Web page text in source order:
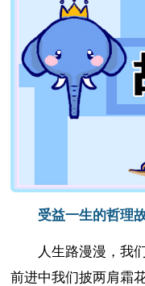
受益一生的哲理
人生路漫漫，我
前进中我们披两肩霜